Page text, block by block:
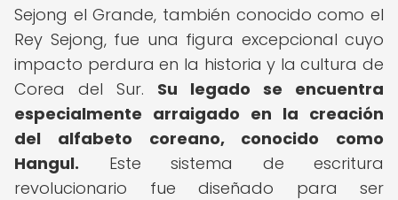
Sejong el Grande, también conocido como el
Rey Sejong, fue una figura excepcional cuyo
impacto perdura en la historia y la cultura de
Corea del Sur. Su legado se encuentra
especialmente arraigado en la creación
del alfabeto coreano, conocido como
Hangul. Este sistema de escritura
revolucionario fue diseñado para ser